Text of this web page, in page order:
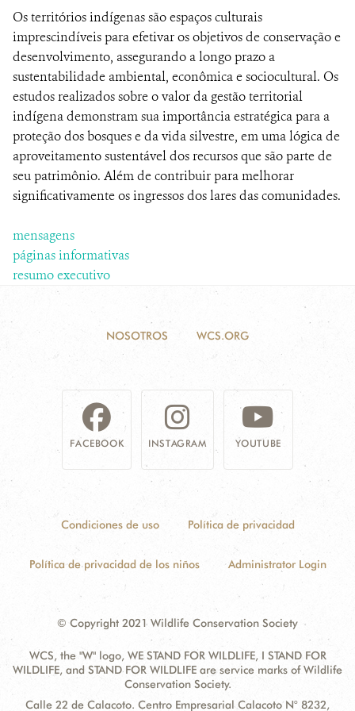
NOSOTROS
DONA
Os territórios indígenas são espaços culturais
imprescindíveis para efetivar os objetivos de conservação e
desenvolvimento, assegurando a longo prazo a
sustentabilidade ambiental, econômica e sociocultural. Os
estudos realizados sobre o valor da gestão territorial
indígena demonstram sua importância estratégica para a
proteção dos bosques e da vida silvestre, em uma lógica de
aproveitamento sustentável dos recursos que são parte de
seu patrimônio. Além de contribuir para melhorar
significativamente os ingressos dos lares das comunidades.
mensagens
páginas informativas
resumo executivo
NOSOTROS WCS.ORG
FACEBOOK INSTAGRAM YOUTUBE
Condiciones de uso Política de privacidad
Política de privacidad de los niños Administrator Login
© Copyright 2021 Wildlife Conservation Society
WCS, the "W" logo, WE STAND FOR WILDLIFE, I STAND FOR
WILDLIFE, and STAND FOR WILDLIFE are service marks of Wildlife
Conservation Society.
Contact
Address:
Calle 22 de Calacoto. Centro Empresarial Calacoto N° 8232,